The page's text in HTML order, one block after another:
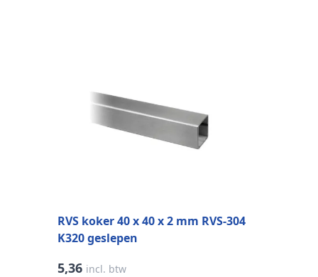
RVS koker 40 x 40 x 2 mm RVS-304
K320 geslepen
5,36 incl. btw